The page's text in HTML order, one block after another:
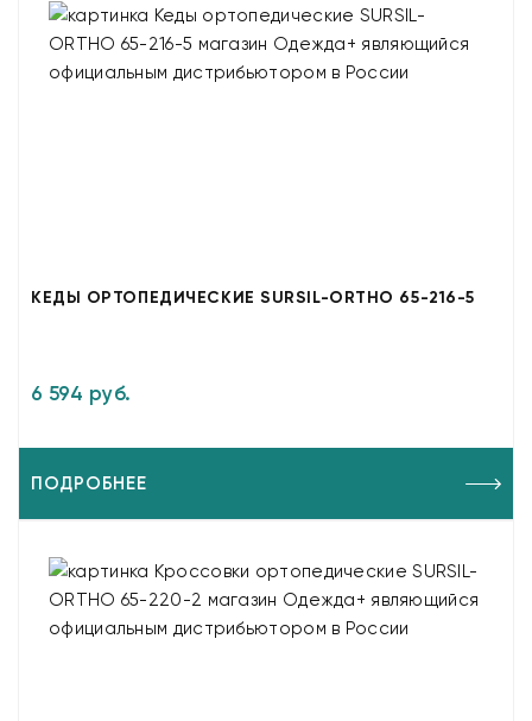
КЕДЫ ОРТОПЕДИЧЕСКИЕ SURSIL-ORTHO 65-216-5
6 594 руб.
ПОДРОБНЕЕ